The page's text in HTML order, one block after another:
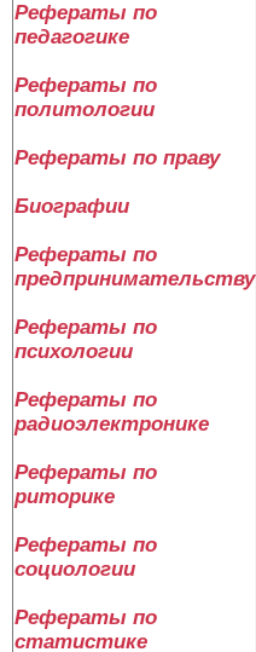
Рефераты по
педагогике
Рефераты по
политологии
Рефераты по праву
Биографии
Рефераты по
предпринимательству
Рефераты по
психологии
Рефераты по
радиоэлектронике
Рефераты по
риторике
Рефераты по
социологии
Рефераты по
статистике